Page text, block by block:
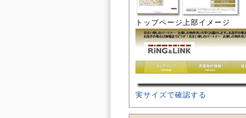
トップページ上部イメージ
実サイズで確認する